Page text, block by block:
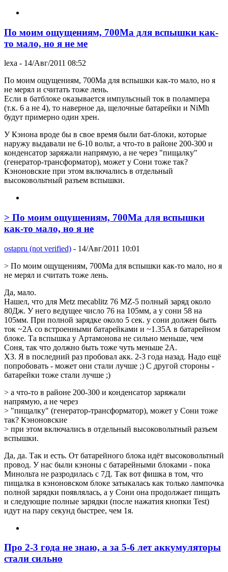
По моим ощущениям, 700Ma для вспышки как-
то мало, но я не ме
lexa - 14/Авг/2011 08:52
По моим ощущениям, 700Ma для вспышки как-то мало, но я
не мерял и считать тоже лень.
Если в батблоке оказывается импульсный ток в полампера
(т.к. 6 а не 4), то наверное да, щелочные батарейки и NiMh
будут примерно один хрен.
У Кэнона вроде бы в свое время были бат-блоки, которые
наружу выдавали не 6-10 вольт, а что-то в районе 200-300 и
конденсатор заряжали напрямую, а не через "пищалку"
(генератор-трансформатор), может у Сони тоже так?
Кэноновские при этом включались в отдельный
высоковольтный разъем вспышки.
> По моим ощущениям, 700Ma для вспышки
как-то мало, но я не
ostapru (not verified) - 14/Авг/2011 10:01
> По моим ощущениям, 700Ma для вспышки как-то мало, но я
не мерял и считать тоже лень.
Да, мало.
Нашел, что для Metz mecablitz 76 MZ-5 полный заряд около
80Дж. У него ведущее число 76 на 105мм, а у сони 58 на
105мм. При полной зарядке около 5 сек. у сони должен быть
ток ~2А со встроенными батарейками и ~1.35А в батарейном
блоке. Та вспышка у Артамонова не сильно меньше, чем
Соня, так что должно быть тоже чуть меньше 2А.
ХЗ. Я в последний раз пробовал акк. 2-3 года назад. Надо ещё
попробовать - может они стали лучше ;) С другой стороны -
батарейки тоже стали лучше ;)
> а что-то в районе 200-300 и конденсатор заряжали
напрямую, а не через
> "пищалку" (генератор-трансформатор), может у Сони тоже
так? Кэноновские
> при этом включались в отдельный высоковольтный разъем
вспышки.
Да, да. Так и есть. От батарейного блока идёт высоковольтный
провод. У нас были кэноны с батарейными блоками - пока
Минольта не разродилась с 7Д. Так вот фишка в том, что
пищалка в кэноновском блоке затыкалась как только лампочка
полной зарядки появлялась, а у Сони она продолжает пищать
и следующие полные зарядки (после нажатия кнопки Test)
идут на пару секунд быстрее, чем 1я.
Про 2-3 года не знаю, а за 5-6 лет аккумуляторы
стали сильно